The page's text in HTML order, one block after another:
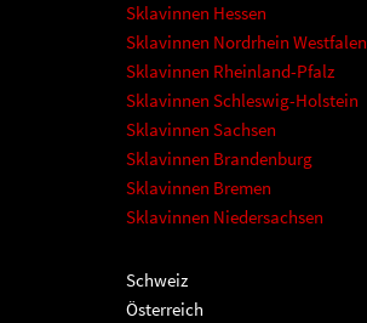
Sklavinnen Hessen
Sklavinnen Nordrhein Westfalen
Sklavinnen Rheinland-Pfalz
Sklavinnen Schleswig-Holstein
Sklavinnen Sachsen
Sklavinnen Brandenburg
Sklavinnen Bremen
Sklavinnen Niedersachsen
Schweiz
Österreich